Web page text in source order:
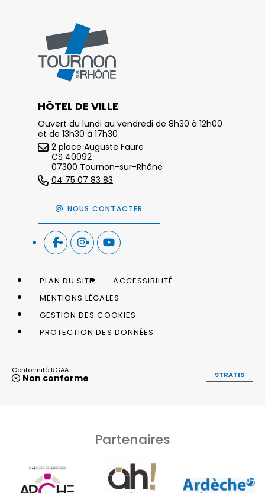
HÔTEL DE VILLE
Ouvert du lundi au vendredi de 8h30 à 12h00
et de 13h30 à 17h30
2 place Auguste Faure
CS 40092
07300 Tournon-sur-Rhône
04 75 07 83 83
NOUS CONTACTER
PLAN DU SITE
ACCESSIBILITÉ
MENTIONS LÉGALES
GESTION DES COOKIES
PROTECTION DES DONNÉES
Conformité RGAA
Non conforme STRATIS
Partenaires